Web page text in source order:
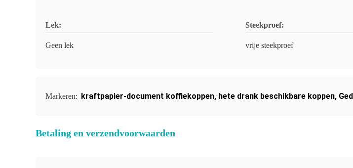
Lek:
Geen lek
Steekproef:
vrije steekproef
Markeren: kraftpapier-document koffiekoppen, hete drank beschikbare koppen,
Betaling en verzendvoorwaarden